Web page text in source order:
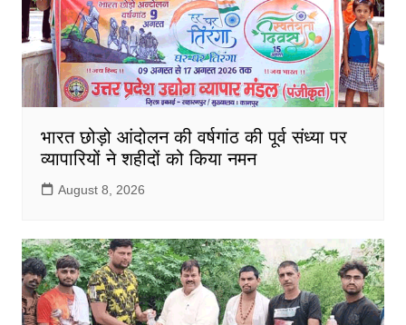
भारत छोड़ो आंदोलन की वर्षगांठ की पूर्व संध्या पर
व्यापारियों ने शहीदों को किया नमन
August 8, 2026